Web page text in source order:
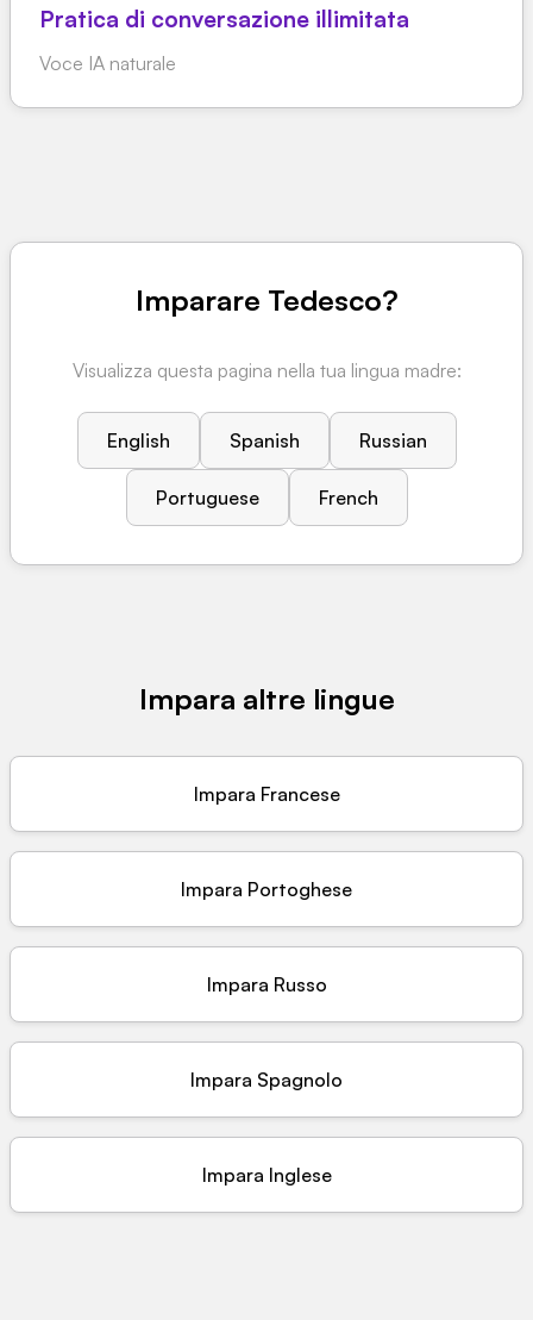
Pratica di conversazione illimitata
Voce IA naturale
Imparare Tedesco?
Visualizza questa pagina nella tua lingua madre:
English Spanish Russian
Portuguese French
Impara altre lingue
Impara Francese
Impara Portoghese
Impara Russo
Impara Spagnolo
Impara Inglese